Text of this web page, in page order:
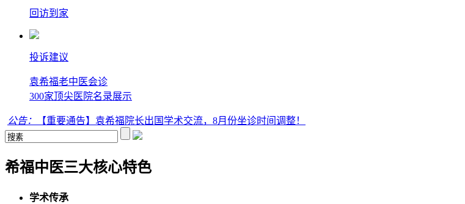
回访到家
投诉建议
袁希福老中医会诊
300家顶尖医院名录展示
公告： 【重要通告】袁希福院长出国学术交流，8月份坐诊时间调整！
希福中医三大核心特色
学术传承